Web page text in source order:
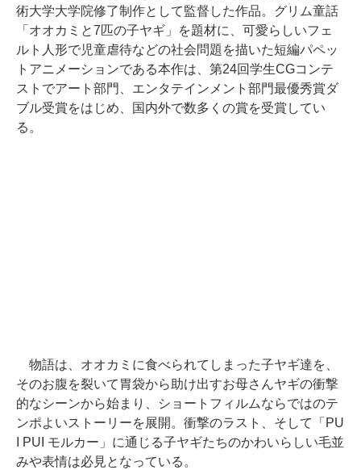
術大学大学院修了制作として監督した作品。グリム童話
「オオカミと7匹の子ヤギ」を題材に、可愛らしいフェ
ルト人形で児童虐待などの社会問題を描いた短編パペッ
トアニメーションである本作は、第24回学生CGコンテ
ストでアート部門、エンタテインメント部門最優秀賞ダ
ブル受賞をはじめ、国内外で数多くの賞を受賞してい
る。
物語は、オオカミに食べられてしまった子ヤギ達を、
そのお腹を裂いて胃袋から助け出すお母さんヤギの衝撃
的なシーンから始まり、ショートフィルムならではのテ
ンポよいストーリーを展開。衝撃のラスト、そして「PU
I PUI モルカー」に通じる子ヤギたちのかわいらしい毛並
みや表情は必見となっている。